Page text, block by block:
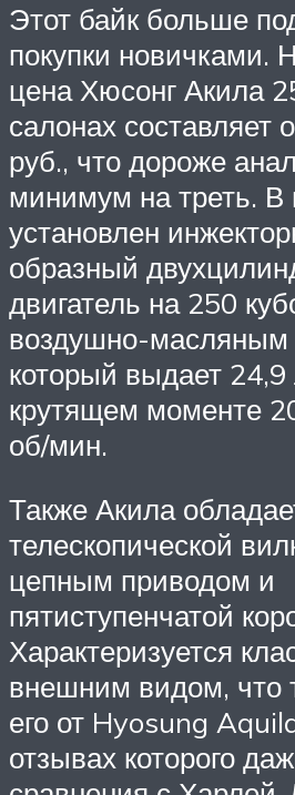
Этот байк больше
покупки новичками.
цена Хюсонг Акила
салонах составляет
руб., что дороже
минимум на треть. В
установлен
образный
двигатель на 250
воздушно-масляным
который выдает 24,9
крутящем моменте
об/мин.
Также Акила
телескопической
цепным приводом и
пятиступенчатой
Характеризуется
внешним видом, что
его от Hyosung
отзывах которого